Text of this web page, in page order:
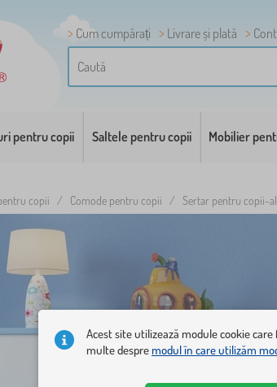
Cum cumpărați Livrare și plată
pentru copii Saltele pentru copii Mobilier
copii / Comode pentru copii / Sertar pentru copii-
Acest site utilizează module cookie
multe despremodul în care utilizăm